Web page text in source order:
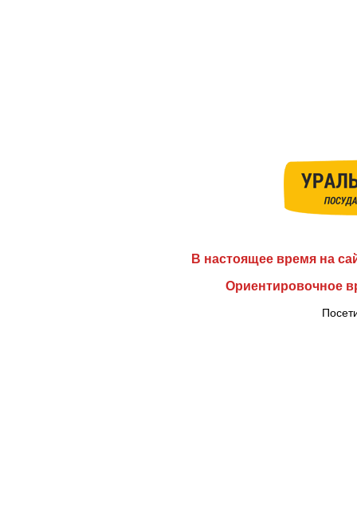
В настоящее время на
Ориентировочное